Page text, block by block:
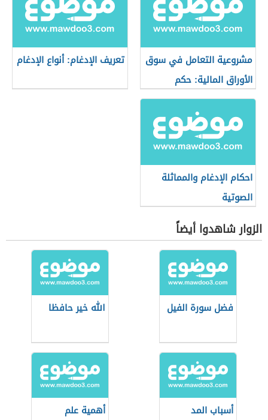
مشروعية التعامل في سوق
الأوراق المالية: حكم
التعامل في البورصة
تعريف الإدغام: أنواع الإدغام
احكام الإدغام والمماثلة
الصوتية
الزوار شاهدوا أيضاً
فضل سورة الفيل الله خير حافظا
أسباب المد
أهمية علم